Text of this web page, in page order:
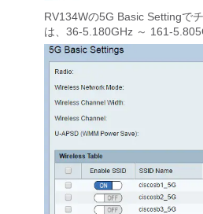
RV134Wの5G Basic Settingで
は、36-5.180GHz ～ 161-